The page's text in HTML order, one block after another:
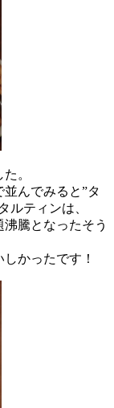
。
んでみると”タ
ルティンは、
騰となったそう
かったです！